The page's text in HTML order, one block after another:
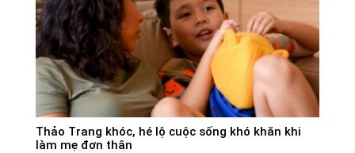
Thảo Trang khóc, hé lộ cuộc sống khó khăn khi
làm mẹ đơn thân